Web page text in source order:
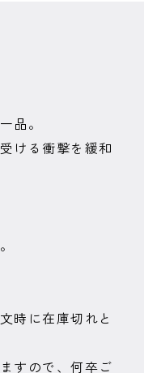
品。
ける衝撃を緩和
時に在庫切れと
すので、何卒ご